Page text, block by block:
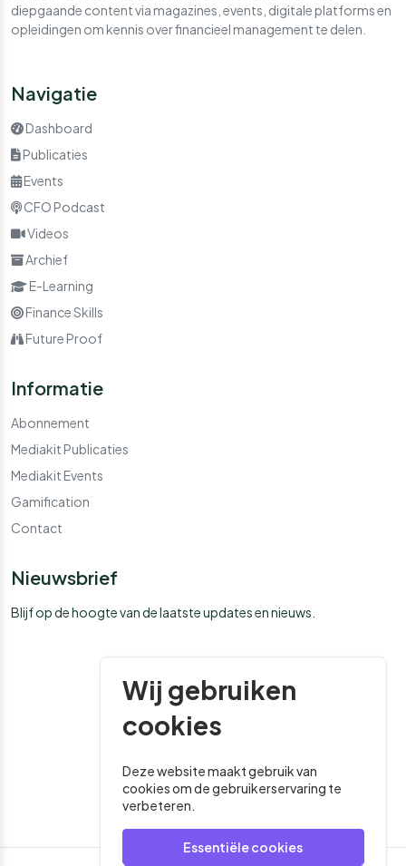
Wij gebruiken
cookies
Deze website maakt gebruik van
cookies om de gebruikerservaring te
verbeteren.
Essentiële cookies
diepgaande content via magazines, events, digitale platforms en
opleidingen om kennis over financieel management te delen.
Navigatie
Dashboard
Publicaties
Events
CFO Podcast
Videos
Archief
E-Learning
Finance Skills
Future Proof
Informatie
Abonnement
Mediakit Publicaties
Mediakit Events
Gamification
Contact
Nieuwsbrief
Blijf op de hoogte van de laatste updates en nieuws.